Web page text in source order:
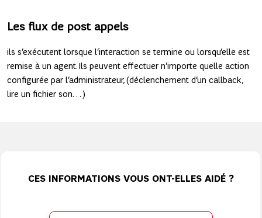
Les flux de post appels
ils s’exécutent lorsque l’interaction se termine ou lorsqu’elle est
remise à un agent. Ils peuvent effectuer n’importe quelle action
configurée par l’administrateur, (déclenchement d’un callback,
lire un fichier son…)
CES INFORMATIONS VOUS ONT-ELLES AIDÉ ?